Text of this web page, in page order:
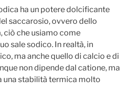
ha un potere dolcificante
saccarosio, ovvero dello
ciò che usiamo come
sale sodico. In realtà, in
ma anche quello di calcio e di
non dipende dal catione, ma
una stabilità termica molto